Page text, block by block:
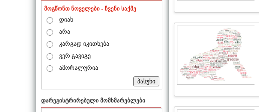
მოგწონთ ნოველები - ჩვენი საქმე
დიახ
არა
კარგად იკითხება
ვერ გავიგე
ამორალურია
დარეგისტრირებული მომხმარებლები